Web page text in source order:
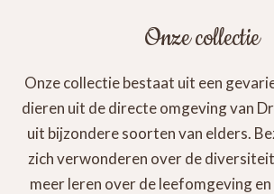
Onze collectie
Onze collectie bestaat uit een
dieren uit de directe omgeving van
uit bijzondere soorten van elders.
zich verwonderen over de
meer leren over de leefomgeving en